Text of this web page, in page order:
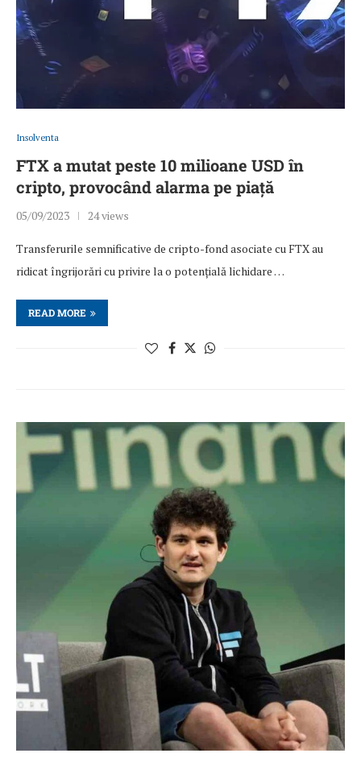
Insolventa
FTX a mutat peste 10 milioane USD în
cripto, provocând alarma pe piață
05/09/2023 24 views
Transferurile semnificative de cripto-fond asociate cu FTX au
ridicat îngrijorări cu privire la o potențială lichidare …
READ MORE